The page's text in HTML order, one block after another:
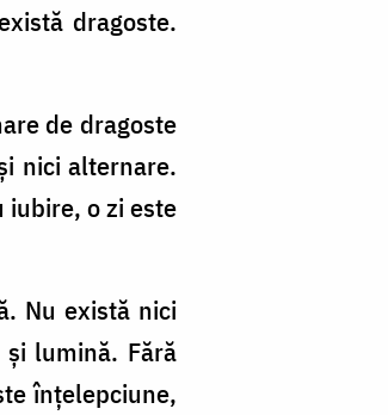
dragoste.
de dragoste
nici alternare.
o zi este
Nu există nici
lumină. Fără
înțelepciune,